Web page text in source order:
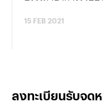
15 FEB 2021
ลงทะเบียนรับจด